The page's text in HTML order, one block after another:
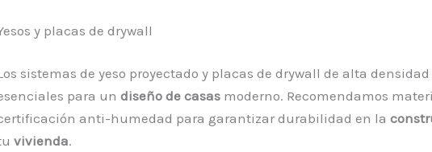
y placas de drywall
sistemas de yeso proyectado y placas de drywall de alta densidad
para un diseño de casas moderno. Recomendamos
anti-humedad para garantizar durabilidad en la
vivienda.